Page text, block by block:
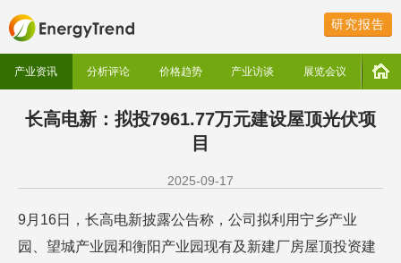
研究报告
产业资讯 分析评论 价格趋势 产业访谈 展览会议
长高电新：拟投7961.77万元建设屋顶光伏项
目
2025-09-17
9月16日，长高电新披露公告称，公司拟利用宁乡产业
园、望城产业园和衡阳产业园现有及新建厂房屋顶投资建